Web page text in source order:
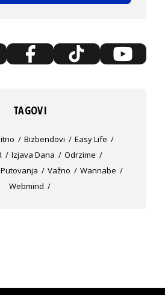
TAGOVI
Bizbendovi
Easy Life
Izjava Dana
Odrzime
Putovanja Važno
Wannabe
Webmind